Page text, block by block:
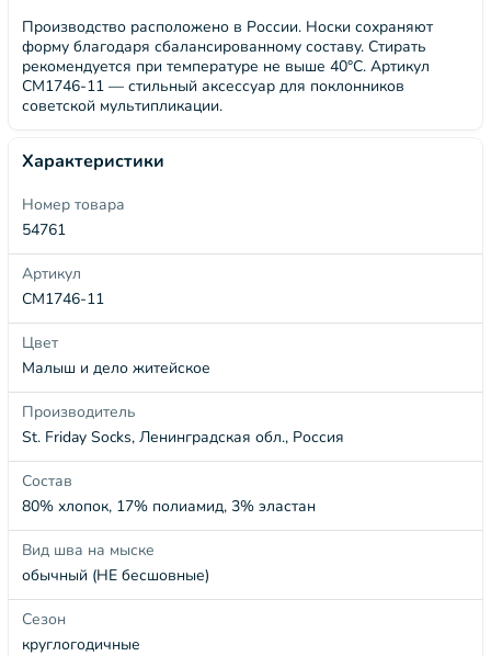
Производство расположено в России. Носки сохраняют
форму благодаря сбалансированному составу. Стирать
рекомендуется при температуре не выше 40°C. Артикул
СМ1746-11 — стильный аксессуар для поклонников
советской мультипликации.
Характеристики
Номер товара
54761
Артикул
СМ1746-11
Цвет
Малыш и дело житейское
Производитель
St. Friday Socks, Ленинградская обл., Россия
Состав
80% хлопок, 17% полиамид, 3% эластан
Вид шва на мыске
обычный (НЕ бесшовные)
Сезон
круглогодичные